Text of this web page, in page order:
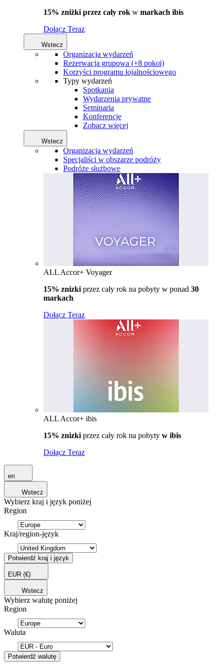
15% zniżki przez cały rok w markach ibis
Dołącz Teraz
Wstecz
Organizacja wydarzeń
Rezerwacja grupowa (+8 pokoi)
Korzyści programu lojalnościowego
Typy wydarzeń
Spotkania
Wydarzenia prywatne
Seminaria
Konferencje
Zobacz więcej
Wstecz
Organizacja wydarzeń
Specjaliści w obszarze podróży
Podróże służbowe
ALL Accor+ Voyager
15% znizki przez cały rok na pobyty w ponad 30
markach
Dołącz Teraz
ALL Accor+ ibis
15% znizki przez cały rok na pobyty w ibis
Dołącz Teraz
en
Wstecz
Wybierz kraj i język poniżej
Region
Kraj/region-język
Potwierdź kraj i język
EUR (€)
Wstecz
Wybierz walutę poniżej
Region
Waluta
Potwierdź walutę